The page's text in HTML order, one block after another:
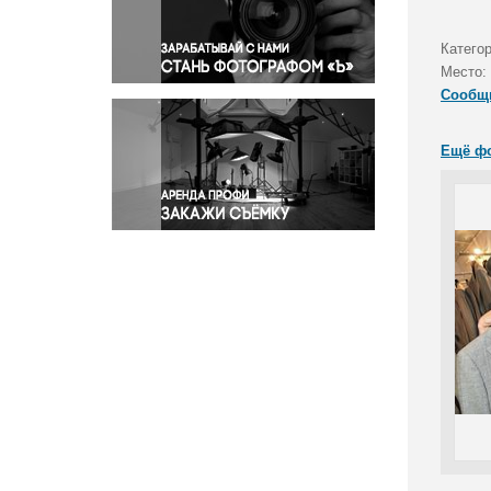
Правосудие
Происшествия и конфликты
Религия
Светская жизнь
Спорт
Экология
Экономика и бизнес
Место:
Ещё